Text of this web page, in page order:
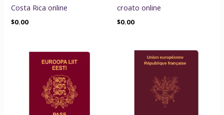
Costa Rica online
$0.00
croato online
$0.00